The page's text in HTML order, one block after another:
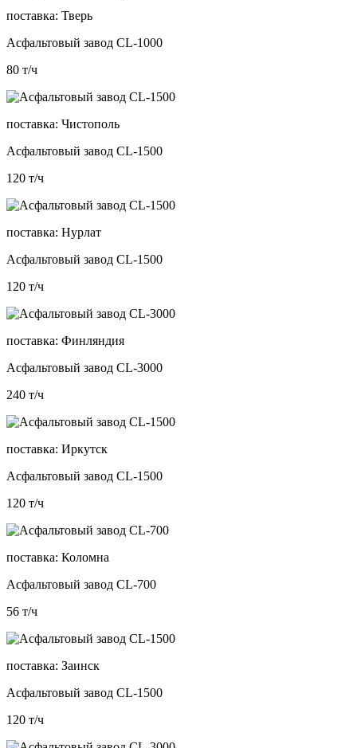
поставка: Тверь
Асфальтовый завод CL-1000
80 т/ч
поставка: Чистополь
Асфальтовый завод CL-1500
120 т/ч
поставка: Нурлат
Асфальтовый завод CL-1500
120 т/ч
поставка: Финляндия
Асфальтовый завод CL-3000
240 т/ч
поставка: Иркутск
Асфальтовый завод CL-1500
120 т/ч
поставка: Коломна
Асфальтовый завод CL-700
56 т/ч
поставка: Заинск
Асфальтовый завод CL-1500
120 т/ч